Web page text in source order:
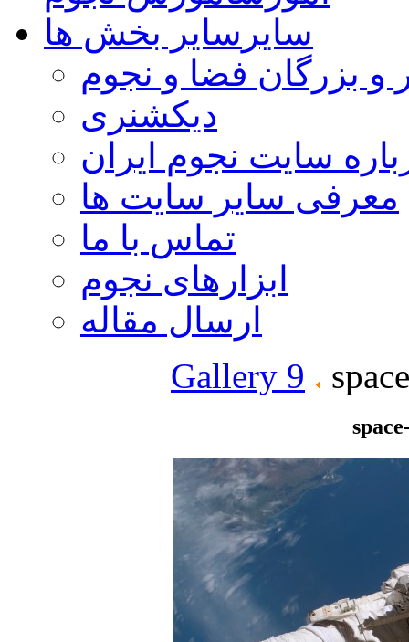
سایر سایر بخش ها
و بزرگان فضا و نجوم
دیکشنری
سایت نجوم ایران
معرفی سایر سایت ها
تماس با ما
ابزارهای نجوم
ارسال مقاله
Gallery 9